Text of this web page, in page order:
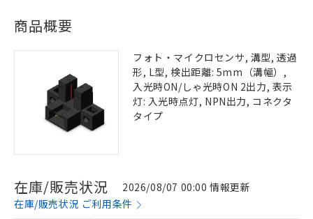
商品概要
フォト・マイクロセンサ, 溝型, 透過
形, L型, 検出距離: 5mm（溝幅）,
入光時ON/しゃ光時ON 2出力, 表示
灯: 入光時点灯, NPN出力, コネクタ
タイプ
在庫/販売状況
2026/08/07 00:00 情報更新
在庫/販売状況 ご利用条件